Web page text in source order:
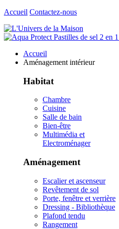
Accueil Contactez-nous
Accueil
Aménagement intérieur
Habitat
Chambre
Cuisine
Salle de bain
Bien-être
Multimédia et
Electroménager
Aménagement
Escalier et ascenseur
Revêtement de sol
Porte, fenêtre et verrière
Dressing - Bibliothèque
Plafond tendu
Rangement